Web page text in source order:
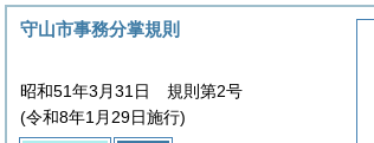
守山市事務分掌規則
昭和51年3月31日 規則第2号
(令和8年1月29日施行)